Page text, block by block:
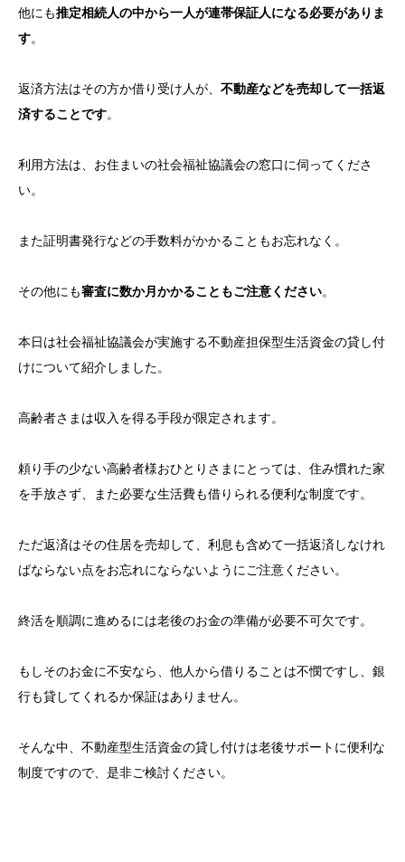
他にも推定相続人の中から一人が連帯保証人になる必要がありま
す。
返済方法はその方か借り受け人が、 不動産などを売却して一括返
済することです。
利用方法は、お住まいの社会福祉協議会の窓口に伺ってくださ
い。
また証明書発行などの手数料がかかることもお忘れなく。
その他にも審査に数か月かかることもご注意ください。
本日は社会福祉協議会が実施する不動産担保型生活資金の貸し付
けについて紹介しました。
高齢者さまは収入を得る手段が限定されます。
頼り手の少ない高齢者様おひとりさまにとっては、住み慣れた家
を手放さず、また必要な生活費も借りられる便利な制度です。
ただ返済はその住居を売却して、利息も含めて一括返済しなけれ
ばならない点をお忘れにならないようにご注意ください。
終活を順調に進めるには老後のお金の準備が必要不可欠です。
もしそのお金に不安なら、他人から借りることは不憫ですし、銀
行も貸してくれるか保証はありません。
そんな中、不動産型生活資金の貸し付けは老後サポートに便利な
制度ですので、是非ご検討ください。